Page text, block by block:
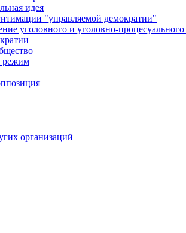
идея
"управляемой демократии"
уголовного и уголовно-процесуального
режим
организаций